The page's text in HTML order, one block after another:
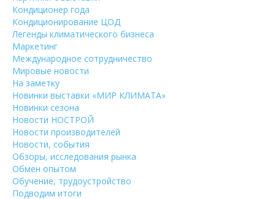
Кондиционер года
Кондиционирование ЦОД
Легенды климатического бизнеса
Маркетинг
Международное сотрудничество
Мировые новости
На заметку
Новинки выставки «МИР КЛИМАТА»
Новинки сезона
Новости НОСТРОЙ
Новости производителей
Новости, события
Обзоры, исследования рынка
Обмен опытом
Обучение, трудоустройство
Подводим итоги